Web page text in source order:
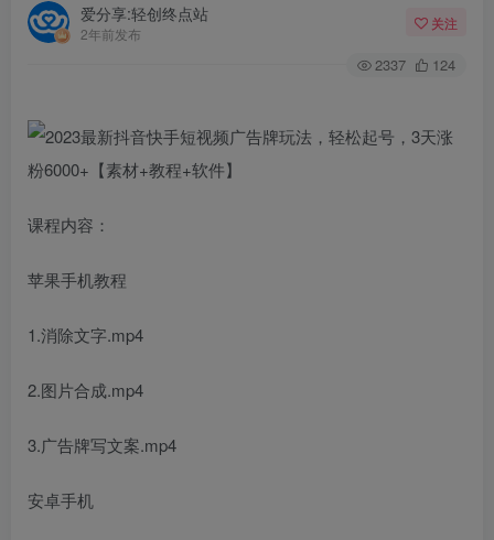
爱分享:轻创终点站
2年前发布
关注
2337 124
课程内容：
苹果手机教程
1.消除文字.mp4
2.图片合成.mp4
3.广告牌写文案.mp4
安卓手机